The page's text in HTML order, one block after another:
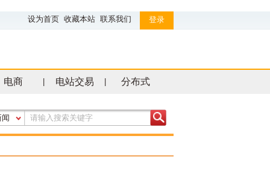
设为首页 收藏本站 联系我们 登录
电商 电站交易 分布式
闻